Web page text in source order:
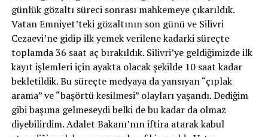
günlük gözaltı süreci sonrası mahkemeye çıkarıldık.
Vatan Emniyet’teki gözaltının son günü ve Silivri
Cezaevi’ne gidip ilk yemek verilene kadarki süreçte
toplamda 36 saat aç bırakıldık. Silivri’ye geldiğimizde ilk
kayıt işlemleri için ayakta olacak şekilde 10 saat kadar
bekletildik. Bu süreçte medyaya da yansıyan “çıplak
arama” ve “başörtü kesilmesi” olayları yaşandı. Dediğim
gibi başıma gelmeseydi belki de bu kadar da olmaz
diyebilirdim. Adalet Bakanı’nın iftira atarak kabul